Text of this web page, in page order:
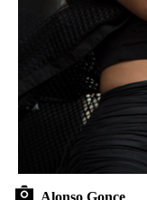
Alonso Gonce